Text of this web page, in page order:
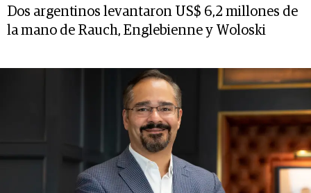
Dos argentinos levantaron US$ 6,2 millones de
la mano de Rauch, Englebienne y Woloski